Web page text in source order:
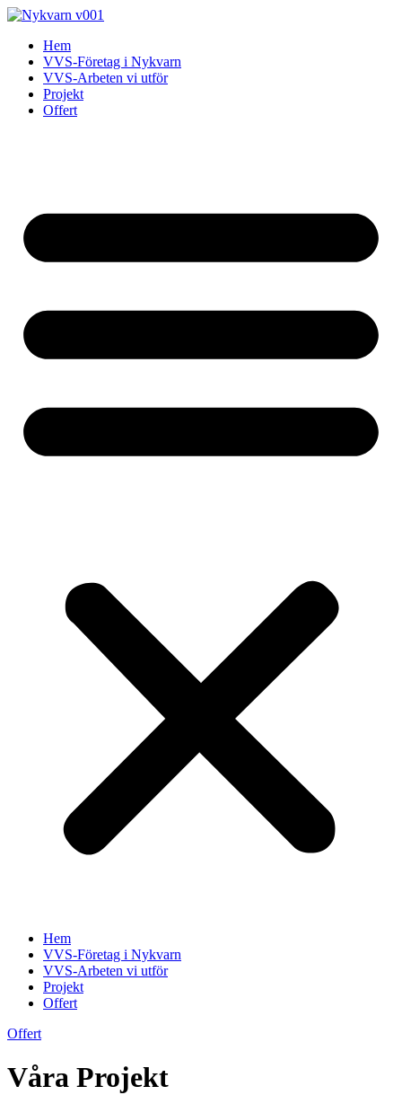
Skip
contentHem
VVS-Företag i Nykvarn
VVS-Arbeten vi utför
Projekt
Offert
Hem
VVS-Företag i Nykvarn
VVS-Arbeten vi utför
Projekt
Offert
Offert
Våra Projekt